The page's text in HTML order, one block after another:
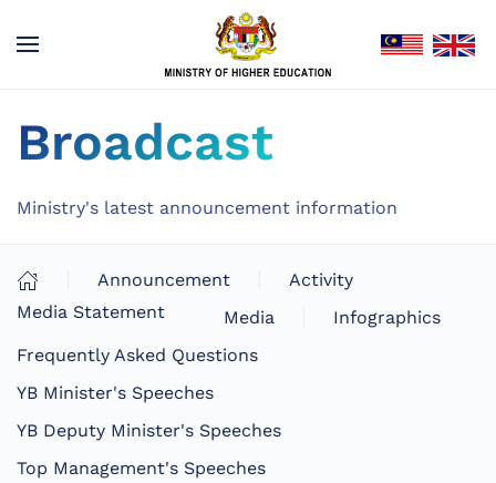
Broadcast
Ministry's latest announcement information
Announcement
Activity
Media Statement
Media
Infographics
Frequently Asked Questions
YB Minister's Speeches
YB Deputy Minister's Speeches
Top Management's Speeches